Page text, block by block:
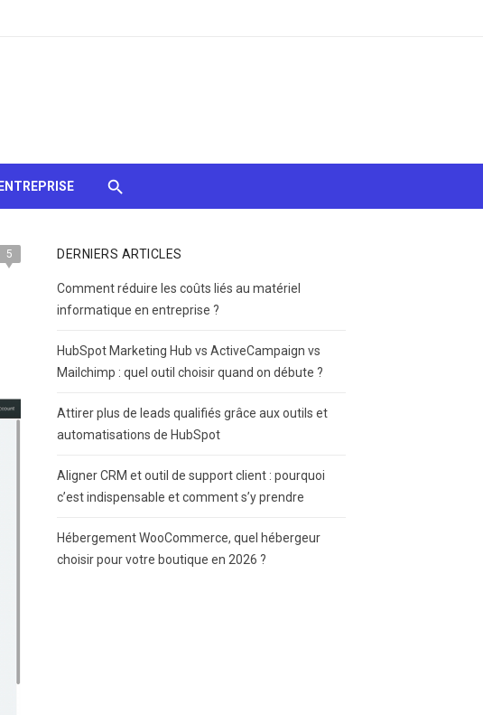
5 DERNIERS ARTICLES
Comment réduire les coûts liés au matériel
informatique en entreprise ?
HubSpot Marketing Hub vs ActiveCampaign vs
Mailchimp : quel outil choisir quand on débute ?
Attirer plus de leads qualifiés grâce aux outils et
automatisations de HubSpot
Aligner CRM et outil de support client : pourquoi
c’est indispensable et comment s’y prendre
Hébergement WooCommerce, quel hébergeur
choisir pour votre boutique en 2026 ?